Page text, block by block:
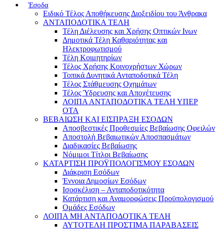
Έσοδα
Ειδικό Τέλος Αποθήκευσης Διοξειδίου του Άνθρακα
ΑΝΤΑΠΟΔΟΤΙΚΑ ΤΕΛΗ
Τέλη Διέλευσης και Χρήσης Οπτικών Ινων
Δημοτικά Τέλη Καθαριότητας και
Ηλεκτροφωτισμού
Τέλη Κοιμητηρίων
Τέλος Χρήσης Κοινοχρήστων Χώρων
Τοπικά Δυνητικά Ανταποδοτικά Τέλη
Τέλος Στάθμευσης Οχημάτων
Τέλος Ύδρευσης και Αποχέτευσης
ΛΟΙΠΑ ΑΝΤΑΠΟΔΟΤΙΚΑ ΤΕΛΗ ΥΠΕΡ
ΟΤΑ
ΒΕΒΑΙΩΣΗ ΚΑΙ ΕΙΣΠΡΑΞΗ ΕΣΟΔΩΝ
Αποσβεστικές Προθεσμίες Βεβαίωσης Οφειλών
Αποστολή Βεβαιωτικών Αποσπασμάτων
Διαδικασίες Βεβαίωσης
Νόμιμοι Τίτλοι Βεβαίωσης
ΚΑΤΑΡΤΙΣΗ ΠΡΟΫΠΟΛΟΓΙΣΜΟΥ ΕΣΟΔΩΝ
Διάκριση Εσόδων
Έννοια Δημοσίων Εσόδων
Ισοσκέλιση – Ανταποδοτικότητα
Κατάρτιση και Αναμορφώσεις Προϋπολογισμού
Ομάδες Εσόδων
ΛΟΙΠΑ ΜΗ ΑΝΤΑΠΟΔΟΤΙΚΑ ΤΕΛΗ
ΑΥΤΟΤΕΛΗ ΠΡΟΣΤΙΜΑ ΠΑΡΑΒΑΣΕΙΣ